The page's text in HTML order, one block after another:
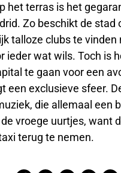
het terras is het
Zo beschikt de stad
talloze clubs te
ieder wat wils. Toch is
te gaan voor een
een exclusieve sfeer.
die allemaal een
de vroege uurtjes, want
terug te nemen.